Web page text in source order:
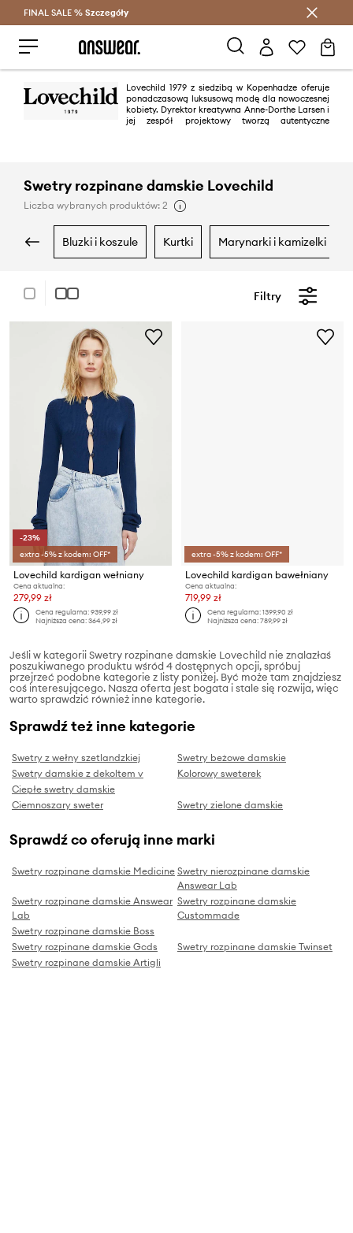
Oszczędzaj z Answear Club >
FINAL SALE % Szczegóły
Lovechild 1979 z siedzibą w Kopenhadze oferuje
ponadczasową luksusową modę dla nowoczesnej
kobiety. Dyrektor kreatywna Anne-Dorthe Larsen i
jej zespół projektowy tworzą autentyczne
Swetry rozpinane damskie Lovechild
Liczba wybranych produktów: 2
bluzki i koszule kurtki marynarki i kamizelki
Filtry
-23%
extra -5% z kodem: OFF*
Lovechild kardigan wełniany
Cena aktualna:
279,99 zł
Cena regularna:939,99 zł
Najniższa cena:364,99 zł
extra -5% z kodem: OFF*
Lovechild kardigan bawełniany
Cena aktualna:
719,99 zł
Cena regularna:1399,90 zł
Najniższa cena:789,99 zł
Jeśli w kategorii Swetry rozpinane damskie Lovechild nie znalazłaś
poszukiwanego produktu wśród 4 dostępnych opcji, spróbuj
przejrzeć podobne kategorie z listy poniżej. Być może tam znajdziesz
coś interesującego. Nasza oferta jest bogata i stale się rozwija, więc
warto sprawdzić również inne kategorie.
Sprawdź też inne kategorie
Swetry z wełny szetlandzkiej
Swetry beżowe damskie
Swetry damskie z dekoltem v
Kolorowy sweterek
Ciepłe swetry damskie
Ciemnoszary sweter
Swetry zielone damskie
Sprawdź co oferują inne marki
Swetry rozpinane damskie Medicine Swetry nierozpinane damskie
Answear Lab
Swetry rozpinane damskie Answear
Lab
Swetry rozpinane damskie
Custommade
Swetry rozpinane damskie Boss
Swetry rozpinane damskie Gcds
Swetry rozpinane damskie Twinset
Swetry rozpinane damskie Artigli